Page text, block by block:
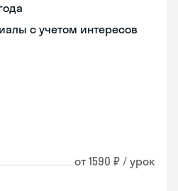
с учетом интересов
от 1590 ₽ / урок